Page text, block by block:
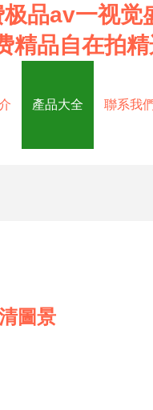
品av一视觉
精品自在拍
產品大全 聯系我們
圖景